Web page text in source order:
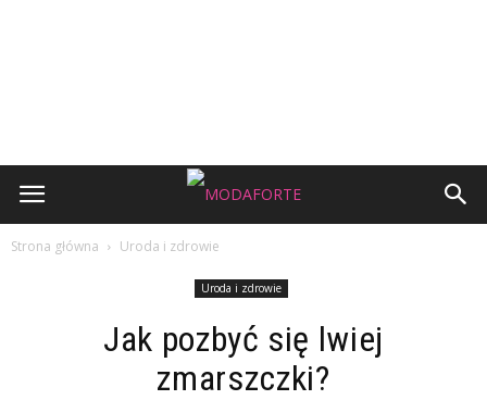
Strona główna Uroda i zdrowie
Uroda i zdrowie
Jak pozbyć się lwiej
zmarszczki?